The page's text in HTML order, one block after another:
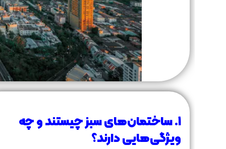
۱. ساختمان‌های سبز چیستند و چه
ویژگی‌هایی دارند؟